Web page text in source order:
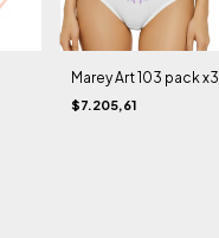
Marey Art 103 pack x3
$7.205,61